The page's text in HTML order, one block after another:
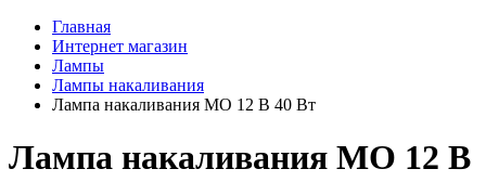
Главная
Интернет магазин
Лампы
Лампы накаливания
Лампа накаливания МО 12 В 40 Вт
Лампа накаливания МО 12 В